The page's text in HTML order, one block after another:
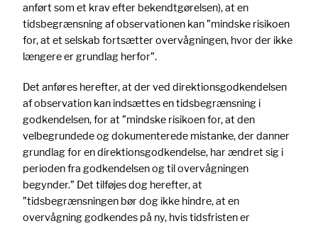
anført som et krav efter bekendtgørelsen), at en
tidsbegrænsning af observationen kan ”mindske risikoen
for, at et selskab fortsætter overvågningen, hvor der ikke
længere er grundlag herfor”.
Det anføres herefter, at der ved direktionsgodkendelsen
af observation kan indsættes en tidsbegrænsning i
godkendelsen, for at ”mindske risikoen for, at den
velbegrundede og dokumenterede mistanke, der danner
grundlag for en direktionsgodkendelse, har ændret sig i
perioden fra godkendelsen og til overvågningen
begynder.” Det tilføjes dog herefter, at
”tidsbegrænsningen bør dog ikke hindre, at en
overvågning godkendes på ny, hvis tidsfristen er